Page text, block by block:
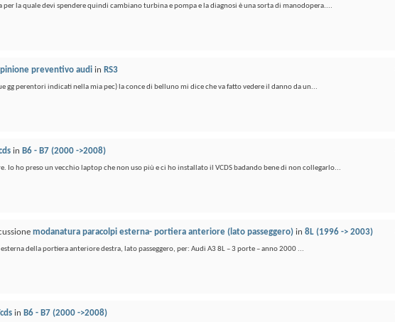
per la quale devi spendere quindi cambiano turbina e pompa e la diagnosi è una sorta di manodopera....
preventivo audi in RS3
gg perentori indicati nella mia pec) la conce di belluno mi dice che va fatto vedere il danno da un...
in B6 - B7 (2000 ->2008)
Io ho preso un vecchio laptop che non uso più e ci ho installato il VCDS badando bene di non collegarlo...
modanatura paracolpi esterna- portiera anteriore (lato passeggero) in 8L (1996 -> 2003)
della portiera anteriore destra, lato passeggero, per: Audi A3 8L – 3 porte – anno 2000 ...
in B6 - B7 (2000 ->2008)